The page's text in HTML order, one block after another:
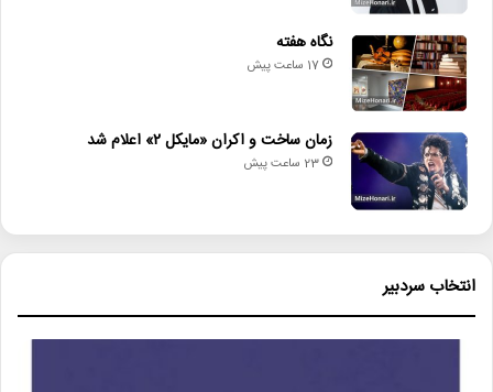
نگاه هفته
17 ساعت پیش
زمان ساخت و اکران «مایکل ۲» اعلام شد
23 ساعت پیش
انتخاب سردبیر